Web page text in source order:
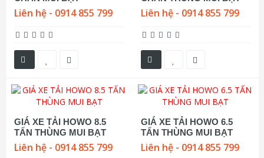
Liên hệ - 0914 855 799 Liên hệ - 0914 855 799
GIÁ XE TẢI HOWO 8.5
TẤN THÙNG MUI BẠT
Liên hệ - 0914 855 799
GIÁ XE TẢI HOWO 6.5
TẤN THÙNG MUI BẠT
Liên hệ - 0914 855 799